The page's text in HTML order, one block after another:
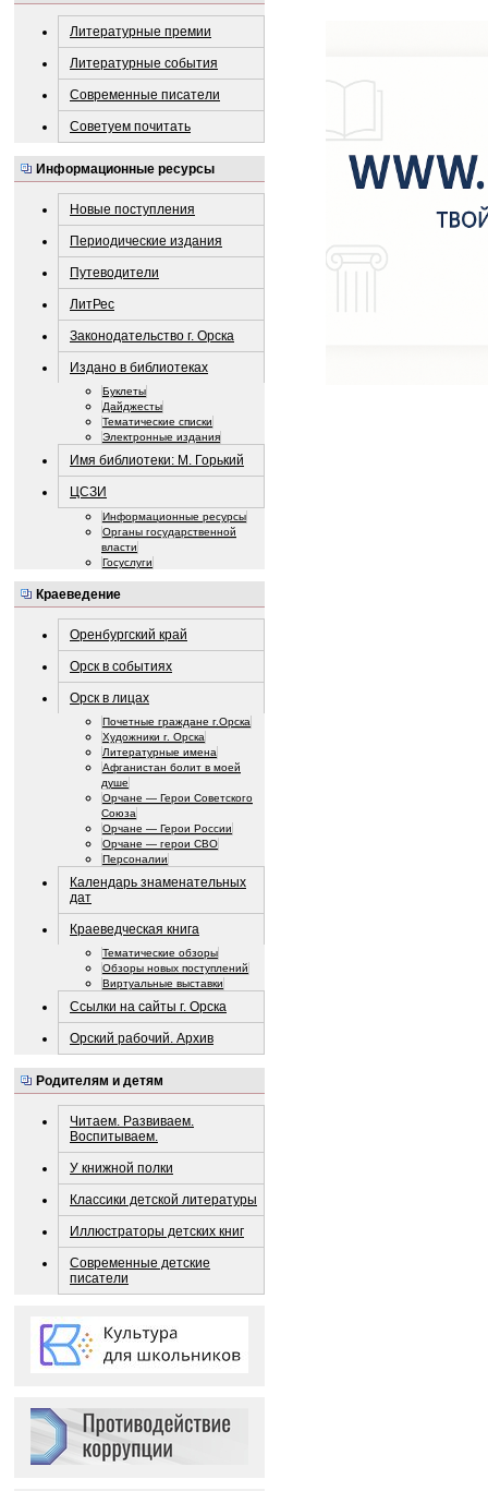
Литературные премии
Литературные события
Современные писатели
Советуем почитать
Информационные ресурсы
Новые поступления
Периодические издания
Путеводители
ЛитРес
Законодательство г. Орска
Издано в библиотеках
Буклеты
Дайджесты
Тематические списки
Электронные издания
Имя библиотеки: М. Горький
ЦСЗИ
Информационные ресурсы
Органы государственной
власти
Госуслуги
Краеведение
Оренбургский край
Орск в событиях
Орск в лицах
Почетные граждане г.Орска
Художники г. Орска
Литературные имена
Афганистан болит в моей
душе
Орчане — Герои Советского
Союза
Орчане — Герои России
Орчане — герои СВО
Персоналии
Календарь знаменательных
дат
Краеведческая книга
Тематические обзоры
Обзоры новых поступлений
Виртуальные выставки
Ссылки на сайты г. Орска
Орский рабочий. Архив
Родителям и детям
Читаем. Развиваем.
Воспитываем.
У книжной полки
Классики детской литературы
Иллюстраторы детских книг
Современные детские
писатели